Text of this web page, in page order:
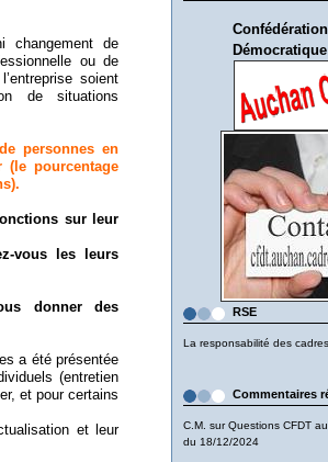
RSE
La responsabilité des cadres
Commentaires
C.M. surQuestions CFDT
du 18/12/2024
changement de
ou de
soient
de situations
personnes en
(le pourcentage
sur leur
vous les leurs
donner des
a été présentée
(entretien
et pour certains
et leur